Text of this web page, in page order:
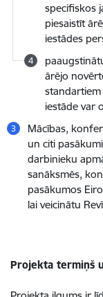
specifiskos
piesaistīt
iestādes
ārējo
standartiem
iestāde var
Mācības,
un citi
darbinieku
sanāksmēs,
pasākumos
lai veicinātu
Projekta termiņš